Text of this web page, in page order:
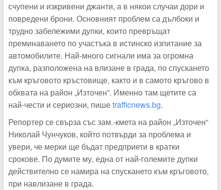
счупени и изкривени джанти, а в някои случаи дори и
повредени брони. Основният проблем са дълбоки и
трудно забележими дупки, които превръщат
преминаването по участъка в истинско изпитание за
автомобилите. Най-много сигнали има за огромна
дупка, разположена на влизане в града, по спускането
към кръговото кръстовище, както и в самото кръгово в
обхвата на район „Източен”. Именно там щетите са
най-чести и сериозни, пишеtrafficnews.bg.
Репортер се свърза със зам.-кмета на район „Източен“
Николай Чунчуков, който потвърди за проблема и
увери, че мерки ще бъдат предприети в кратки
срокове. По думите му, една от най-големите дупки
действително се намира на спускането към кръговото,
при навлизане в града.